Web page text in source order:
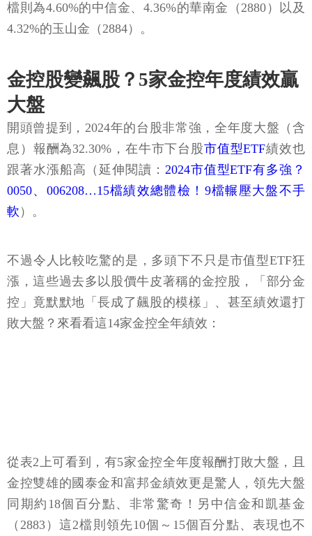
檔則為4.60%的中信金、4.36%的華南金（2880）以及
4.32%的玉山金（2884）。
金控股變飆股？5家金控年度績效贏
大盤
開頭曾提到，2024年的台股非常強，全年度大盤（含
息）報酬為32.30%，在牛市下台股市值型ETF績效也
跟著水漲船高（延伸閱讀： 2024市值型ETF有多強？
0050、006208…15檔績效總體檢！9檔輾壓大盤不手
軟 ）。
不過令人比較吃驚的是，多頭下不只是市值型ETF狂
漲，這些過去多以股價牛皮著稱的金控股，「部分金
控」竟默默地「長成了飆股的模樣」、甚至績效還打
敗大盤？來看看這14家金控全年績效：
從表2上可看到，有5家金控全年度報酬打敗大盤，且
金控雙雄的國泰金和富邦金績效更是驚人，領先大盤
同期約18個百分點、非常驚奇！另中信金和凱基金
（2883）這2檔則領先10個～15個百分點、表現也不